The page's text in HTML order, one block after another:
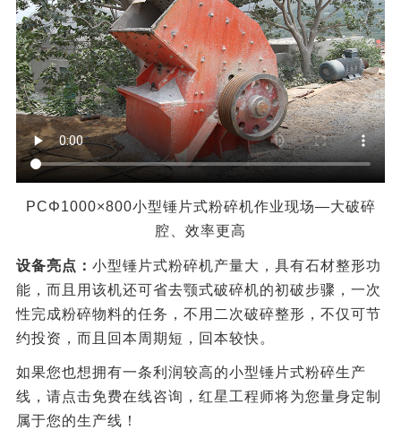
PCΦ1000×800小型锤片式粉碎机作业现场—大破碎
腔、效率更高
设备亮点： 小型锤片式粉碎机产量大，具有石材整形功
能，而且用该机还可省去颚式破碎机的初破步骤，一次
性完成粉碎物料的任务，不用二次破碎整形，不仅可节
约投资，而且回本周期短，回本较快。
如果您也想拥有一条利润较高的小型锤片式粉碎生产
线，请点击免费在线咨询，红星工程师将为您量身定制
属于您的生产线！